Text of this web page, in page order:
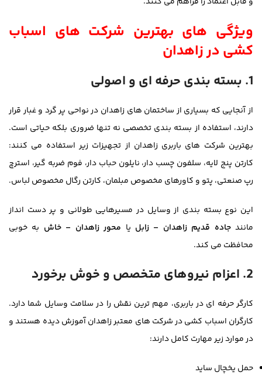
ویژگی های بهترین شرکت های اسباب
کشی در زاهدان
1. بسته بندی حرفه ای و اصولی
از آنجایی که بسیاری از ساختمان های زاهدان در نواحی پر گرد و غبار قرار
دارند، استفاده از بسته بندی تخصصی نه تنها ضروری بلکه حیاتی است.
بهترین شرکت های باربری زاهدان از تجهیزات زیر استفاده می کنند:
کارتن پنج لایه، سلفون چسب دار، نایلون حباب دار، فوم ضربه گیر، استرچ
رپ صنعتی، پتو و کاورهای مخصوص مبلمان، کارتن رگال مخصوص لباس.
این نوع بسته بندی از وسایل در مسیرهایی طولانی و پر دست انداز
مانندجاده قدیم زاهدان – زابل یا محور زاهدان – خاش به خوبی
محافظت می کند.
2. اعزام نیروهای متخصص و خوش برخورد
کارگر حرفه ای در باربری، مهم ترین نقش را در سلامت وسایل شما دارد.
کارگران اسباب کشی در شرکت های معتبر زاهدان آموزش دیده هستند و
در موارد زیر مهارت کامل دارند:
حمل یخچال ساید